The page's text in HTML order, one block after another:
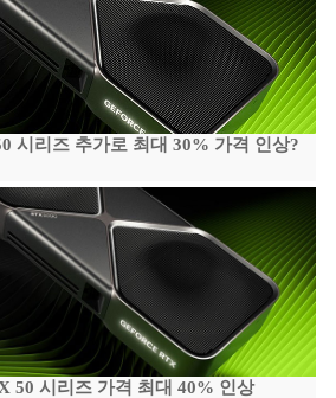
시리즈 추가로 최대 30% 가격 인상?
50 시리즈 가격 최대 40% 인상